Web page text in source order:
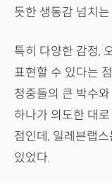
듯한 생동감 넘치
특히 다양한 감정,
표현할 수 있다는
청중들의 큰 박수
하나가 의도한 대
점인데, 일레븐랩
있었다.